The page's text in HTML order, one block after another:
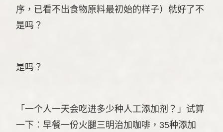
序，已看不出食物原料最初始的样子）就好了不
是吗？
是吗？
「一个人一天会吃进多少种人工添加剂？」试算
一下︰早餐一份火腿三明治加咖啡，35种添加